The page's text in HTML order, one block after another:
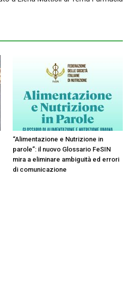
“Alimentazione e Nutrizione in
parole”: il nuovo Glossario FeSIN
mira a eliminare ambiguità ed errori
di comunicazione